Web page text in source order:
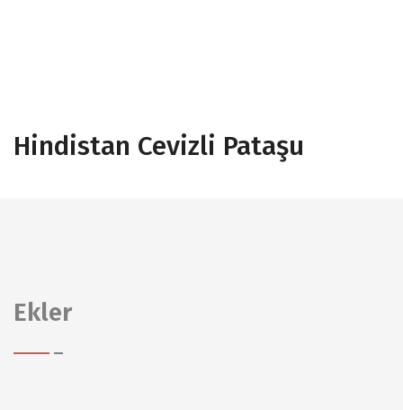
Hindistan Cevizli Pataşu
Ekler